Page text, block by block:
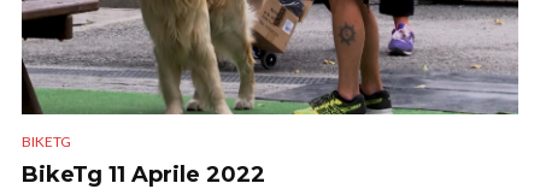
BIKETG
BikeTg 11 Aprile 2022